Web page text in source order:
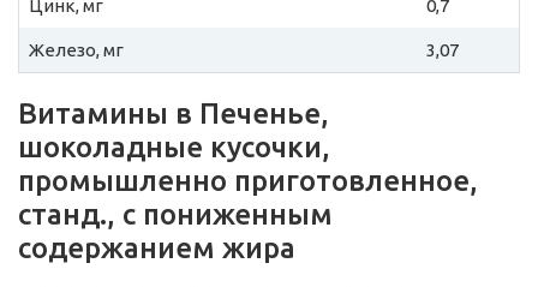
Цинк, мг 0,7
Железо, мг 3,07
Витамины в Печенье,
шоколадные кусочки,
промышленно приготовленное,
станд., с пониженным
содержанием жира